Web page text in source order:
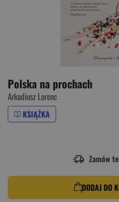
Polska na prochach
Arkadiusz Lorenc
KSIĄŻKA
Zamów
DODAJ DO